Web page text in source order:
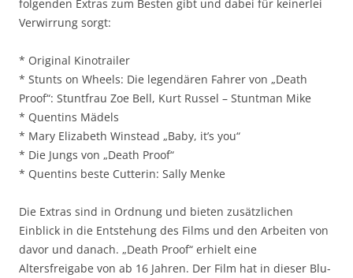
folgenden Extras zum Besten gibt und dabei für keinerlei
Verwirrung sorgt:
* Original Kinotrailer
* Stunts on Wheels: Die legendären Fahrer von „Death
Proof“: Stuntfrau Zoe Bell, Kurt Russel – Stuntman Mike
* Quentins Mädels
* Mary Elizabeth Winstead „Baby, it’s you“
* Die Jungs von „Death Proof“
* Quentins beste Cutterin: Sally Menke
Die Extras sind in Ordnung und bieten zusätzlichen
Einblick in die Entstehung des Films und den Arbeiten von
davor und danach. „Death Proof“ erhielt eine
Altersfreigabe von ab 16 Jahren. Der Film hat in dieser Blu-